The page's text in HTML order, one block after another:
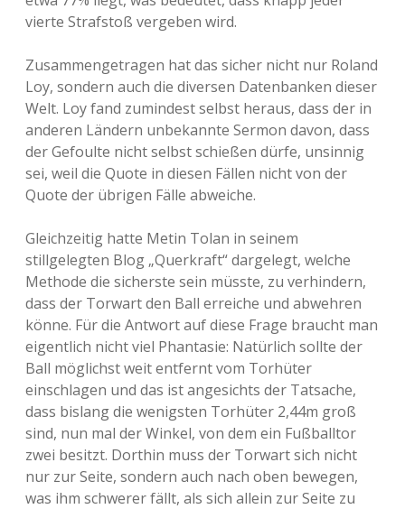
vierte Strafstoß vergeben wird.
Zusammengetragen hat das sicher nicht nur Roland
Loy, sondern auch die diversen Datenbanken dieser
Welt. Loy fand zumindest selbst heraus, dass der in
anderen Ländern unbekannte Sermon davon, dass
der Gefoulte nicht selbst schießen dürfe, unsinnig
sei, weil die Quote in diesen Fällen nicht von der
Quote der übrigen Fälle abweiche.
Gleichzeitig hatte Metin Tolan in seinem
stillgelegten Blog „Querkraft“ dargelegt, welche
Methode die sicherste sein müsste, zu verhindern,
dass der Torwart den Ball erreiche und abwehren
könne. Für die Antwort auf diese Frage braucht man
eigentlich nicht viel Phantasie: Natürlich sollte der
Ball möglichst weit entfernt vom Torhüter
einschlagen und das ist angesichts der Tatsache,
dass bislang die wenigsten Torhüter 2,44m groß
sind, nun mal der Winkel, von dem ein Fußballtor
zwei besitzt. Dorthin muss der Torwart sich nicht
nur zur Seite, sondern auch nach oben bewegen,
was ihm schwerer fällt, als sich allein zur Seite zu